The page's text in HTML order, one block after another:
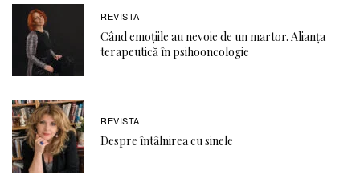
REVISTA
Când emoţiile au nevoie de un martor. Alianţa
terapeutică în psihooncologie
REVISTA
Despre întâlnirea cu sinele